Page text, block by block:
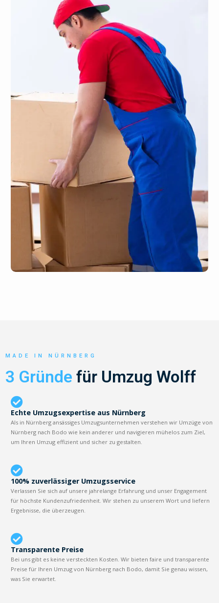
MADE IN NÜRNBERG
3 Gründe für Umzug Wolff
Echte Umzugsexpertise aus Nürnberg
Als in Nürnberg ansässiges Umzugsunternehmen verstehen wir Umzüge von
Nürnberg nach Bodo wie kein anderer und navigieren mühelos zum Ziel,
um Ihren Umzug effizient und sicher zu gestalten.
100% zuverlässiger Umzugsservice
Verlassen Sie sich auf unsere jahrelange Erfahrung und unser Engagement
für höchste Kundenzufriedenheit. Wir stehen zu unserem Wort und liefern
Ergebnisse, die überzeugen.
Transparente Preise
Bei uns gibt es keine versteckten Kosten. Wir bieten faire und transparente
Preise für Ihren Umzug von Nürnberg nach Bodo, damit Sie genau wissen,
was Sie erwartet.